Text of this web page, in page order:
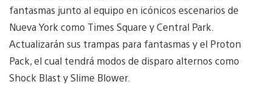
fantasmas junto al equipo en icónicos escenarios de
Nueva York como Times Square y Central Park.
Actualizarán sus trampas para fantasmas y el Proton
Pack, el cual tendrá modos de disparo alternos como
Shock Blast y Slime Blower.